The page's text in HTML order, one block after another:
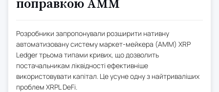
поправкою AMM
Розробники запропонували розширити нативну
автоматизовану систему маркет-мейкера (AMM) XRP
Ledger трьома типами кривих, що дозволить
постачальникам ліквідності ефективніше
використовувати капітал. Це усуне одну з найтриваліших
проблем XRPL DeFi.